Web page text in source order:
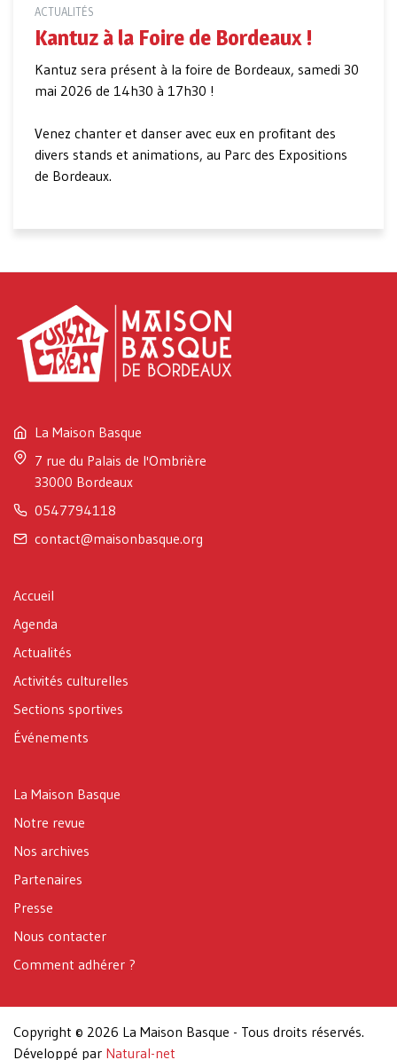
ACTUALITÉS
Kantuz à la Foire de Bordeaux !
Kantuz sera présent à la foire de Bordeaux, samedi 30
mai 2026 de 14h30 à 17h30 !
Venez chanter et danser avec eux en profitant des
divers stands et animations, au Parc des Expositions
de Bordeaux.
La Maison Basque
7 rue du Palais de l'Ombrière
33000 Bordeaux
0547794118
contact@maisonbasque.org
Accueil
Agenda
Actualités
Activités culturelles
Sections sportives
Événements
La Maison Basque
Notre revue
Nos archives
Partenaires
Presse
Nous contacter
Comment adhérer ?
Copyright © 2026 La Maison Basque - Tous droits réservés.
Développé par Natural-net